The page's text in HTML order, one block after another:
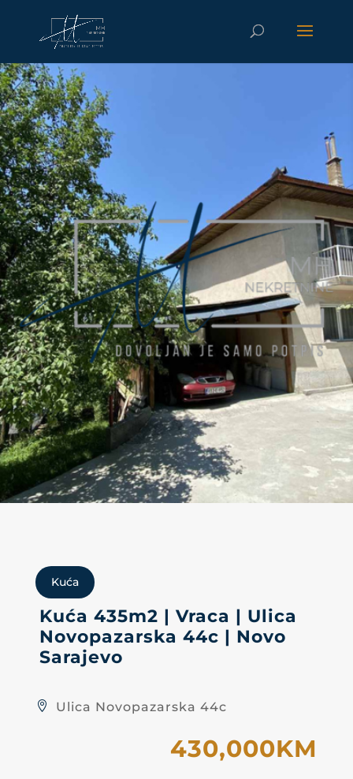
Kuća
Kuća 435m2 | Vraca | Ulica
Novopazarska 44c | Novo
Sarajevo
Ulica Novopazarska 44c
430,000KM